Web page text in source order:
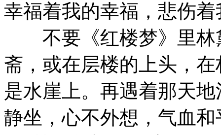
幸福着我的幸福，悲伤
不要《红楼梦》里林
斋，或在层楼的上头，
是水崖上。再遇着那天
静坐，心不外想，气血